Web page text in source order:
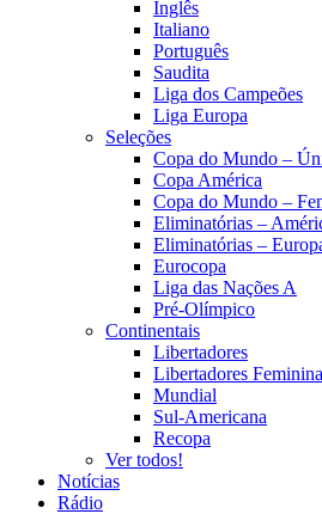
Inglês
Italiano
Português
Saudita
Liga dos Campeões
Liga Europa
Seleções
Copa do Mundo –
Copa América
Copa do Mundo –
Eliminatórias –
Eliminatórias –
Eurocopa
Liga das Nações A
Pré-Olímpico
Continentais
Libertadores
Libertadores Feminina
Mundial
Sul-Americana
Recopa
Ver todos!
Notícias
Rádio